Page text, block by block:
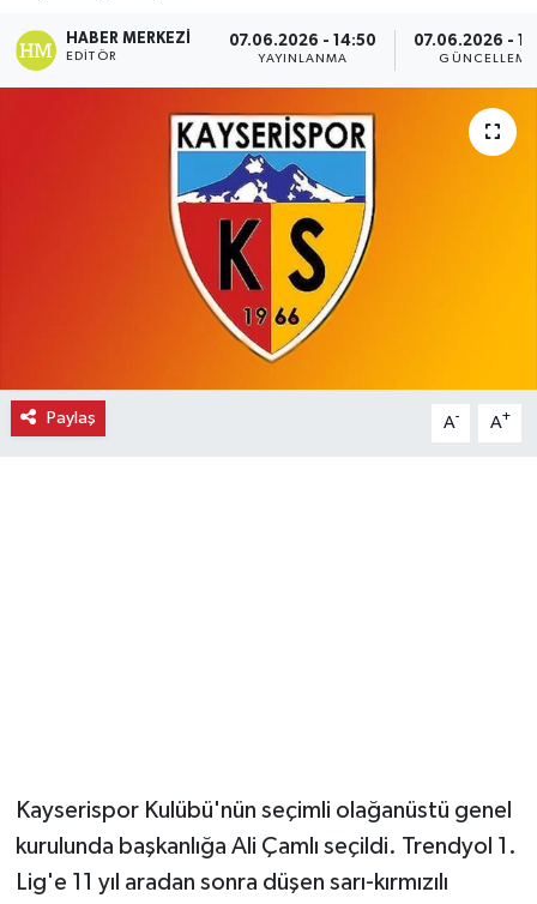
HABER MERKEZI
EDITÖR
07.06.2026 - 14:50
YAYINLANMA
07.06.2026 -
GÜNCELLEME
Paylaş A- A+
Kayserispor Kulübü'nün seçimli olağanüstü genel
kurulunda başkanlığa Ali Çamlı seçildi. Trendyol 1.
Lig'e 11 yıl aradan sonra düşen sarı-kırmızılı
Ekonomi
İlçe Haberleri
Siyaset